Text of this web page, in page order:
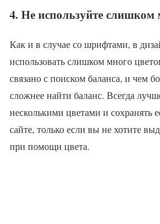
4. Не используйте слишком
Как и в случае со шрифтами, в
использовать слишком много
связано с поиском баланса, и чем
сложнее найти баланс. Всегда
несколькими цветами и сохранять
сайте, только если вы не хотите
при помощи цвета.